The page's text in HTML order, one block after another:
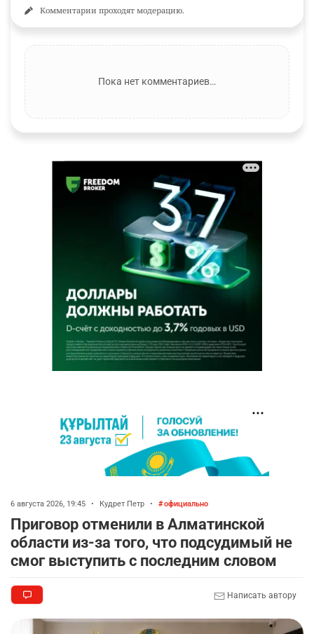
Комментарии проходят модерацию.
Пока нет комментариев…
6 августа 2026, 19:45 • Кудрет Петр • официально
Приговор отменили в Алматинской
области из-за того, что подсудимый не
смог выступить с последним словом
Написать автору